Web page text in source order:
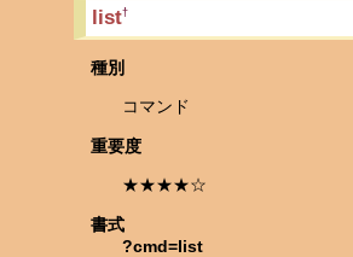
list†
種別
コマンド
重要度
★★★★☆
書式
?cmd=list